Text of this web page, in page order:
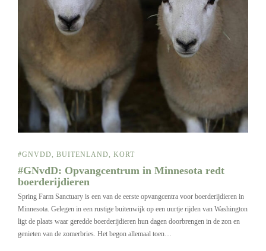
#GNVDD, BUITENLAND, KORT
#GNvdD: Opvangcentrum in Minnesota redt
boerderijdieren
Spring Farm Sanctuary is een van de eerste opvangcentra voor boerderijdieren in
Minnesota. Gelegen in een rustige buitenwijk op een uurtje rijden van Washington
ligt de plaats waar geredde boerderijdieren hun dagen doorbrengen in de zon en
genieten van de zomerbries. Het begon allemaal toen…